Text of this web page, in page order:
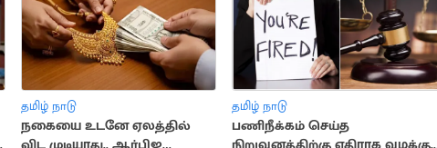
தமிழ் நாடு
நகையை உடனே ஏலத்தில்
தமிழ் நாடு
பணிநீக்கம் செய்த